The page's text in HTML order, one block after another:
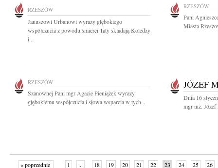
RZESZÓW
Januszowi Urbanowi wyrazy głębokiego
współczucia z powodu śmierci Taty składają Koledzy
i...
RZESZÓW
Pani
Miasta
RZESZÓW
Szanownej Pani mgr Agacie Pieniążek wyrazy
głębokiemu współczucia i słowa wsparcia w tych...
JÓZEF
Dnia 16
mgr inż.
« poprzednie 1 ... 18 19 20 21 22 23 24 25 26